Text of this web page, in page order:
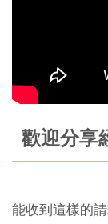
歡迎分享
能收到這樣的